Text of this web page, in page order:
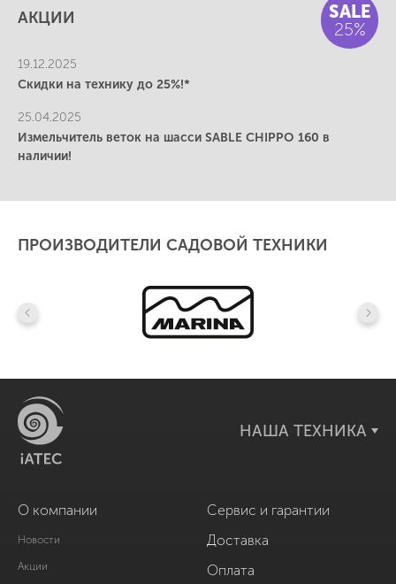
АКЦИИ
SALE
25%
19.12.2025
Скидки на технику до 25%!*
25.04.2025
Измельчитель веток на шасси SABLE CHIPPO 160 в
наличии!
ПРОИЗВОДИТЕЛИ САДОВОЙ ТЕХНИКИ
НАША ТЕХНИКА
О компании
Новости
Акции
Сервис и гарантии
Доставка
Оплата